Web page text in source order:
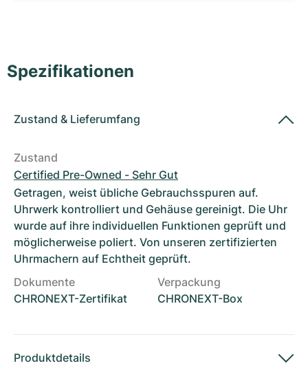
Spezifikationen
Zustand & Lieferumfang
Zustand
Certified Pre-Owned - Sehr Gut
Getragen, weist übliche Gebrauchsspuren auf.
Uhrwerk kontrolliert und Gehäuse gereinigt. Die Uhr
wurde auf ihre individuellen Funktionen geprüft und
möglicherweise poliert. Von unseren zertifizierten
Uhrmachern auf Echtheit geprüft.
Dokumente
CHRONEXT-Zertifikat
Verpackung
CHRONEXT-Box
Produktdetails